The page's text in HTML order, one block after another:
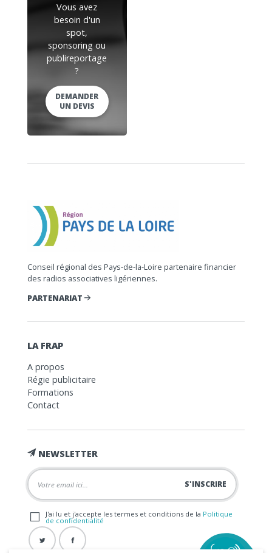
Vous avez
besoin d'un
spot,
sponsoring ou
publireportage
?
DEMANDER
UN DEVIS
Conseil régional des Pays-de-la-Loire partenaire financier
des radios associatives ligériennes.
PARTENARIAT
LA FRAP
A propos
Régie publicitaire
Formations
Contact
NEWSLETTER
J'ai lu et j'accepte les termes et conditions de la Politique
de confidentialité